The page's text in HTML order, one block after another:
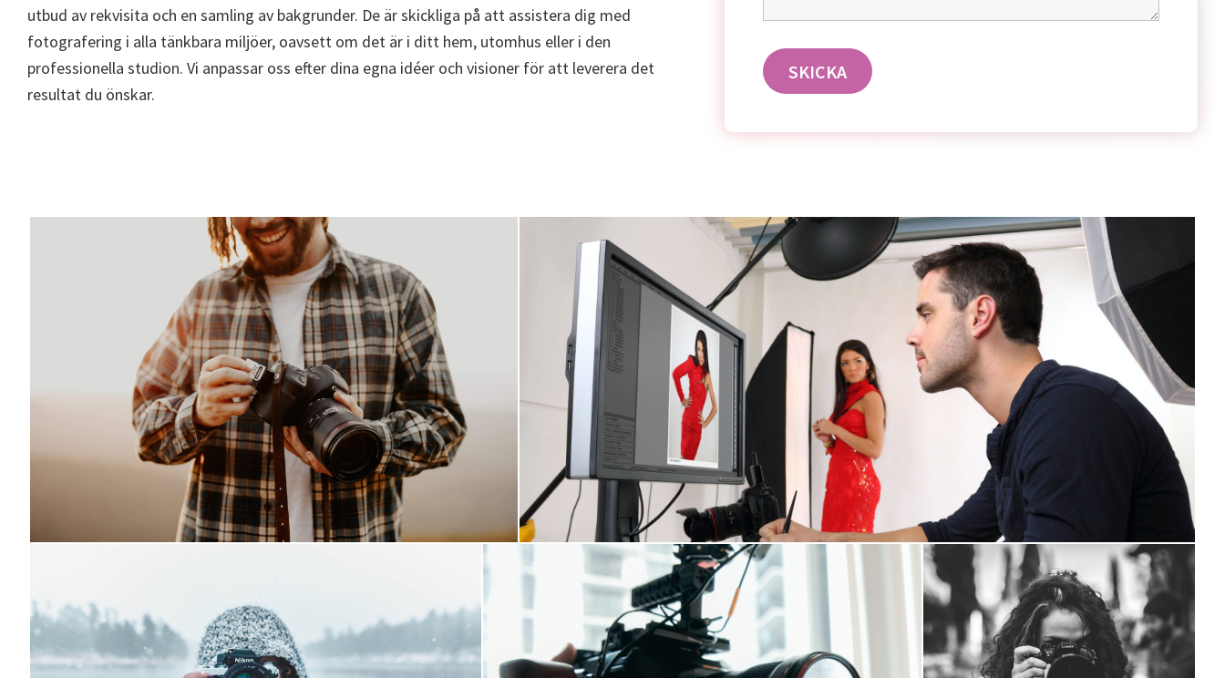
utbud av rekvisita och en samling av bakgrunder. De är skickliga på att assistera dig med
fotografering i alla tänkbara miljöer, oavsett om det är i ditt hem, utomhus eller i den
professionella studion. Vi anpassar oss efter dina egna idéer och visioner för att leverera det
resultat du önskar.